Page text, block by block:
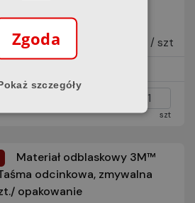
9574,12 zł brutto / szt
szt
Materiał odblaskowy 3M™
odcinkowa, zmywalna
opakowanie
Zgoda
szczegóły